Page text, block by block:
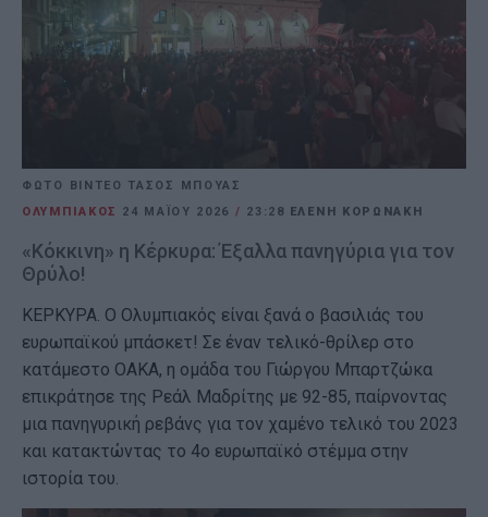
ΦΩΤΟ ΒΙΝΤΕΟ ΤΑΣΟΣ ΜΠΟΥΑΣ
ΟΛΥΜΠΙΑΚΟΣ
24 ΜΑΪ́ΟΥ 2026 / 23:28 ΕΛΕΝΗ ΚΟΡΩΝΑΚΗ
«Κόκκινη» η Κέρκυρα: Έξαλλα πανηγύρια για τον
Θρύλο!
ΚΕΡΚΥΡΑ. Ο Ολυμπιακός είναι ξανά ο βασιλιάς του
ευρωπαϊκού μπάσκετ! Σε έναν τελικό-θρίλερ στο
κατάμεστο ΟΑΚΑ, η ομάδα του Γιώργου Μπαρτζώκα
επικράτησε της Ρεάλ Μαδρίτης με 92-85, παίρνοντας
μια πανηγυρική ρεβάνς για τον χαμένο τελικό του 2023
και κατακτώντας το 4ο ευρωπαϊκό στέμμα στην
ιστορία του.